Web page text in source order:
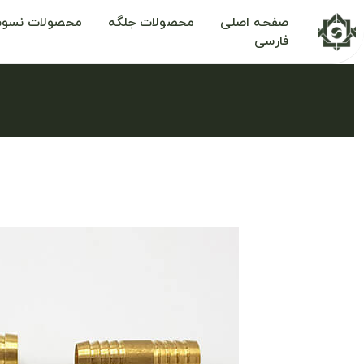
صفحه اصلی محصولات جلگه
محصولات
فارسی